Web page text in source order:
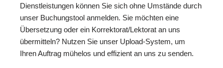
Dienstleistungen können Sie sich ohne Umstände durch
unser Buchungstool anmelden. Sie möchten eine
Übersetzung oder ein Korrektorat/Lektorat an uns
übermitteln? Nutzen Sie unser Upload-System, um
Ihren Auftrag mühelos und effizient an uns zu senden.